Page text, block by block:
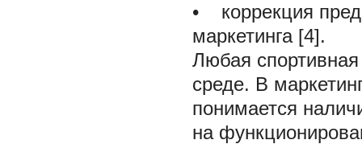
•
коррекция
маркетинга [4].
Любая
среде. В
понимается
на